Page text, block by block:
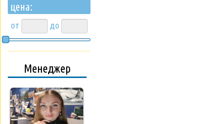
цена:
от до
Менеджер